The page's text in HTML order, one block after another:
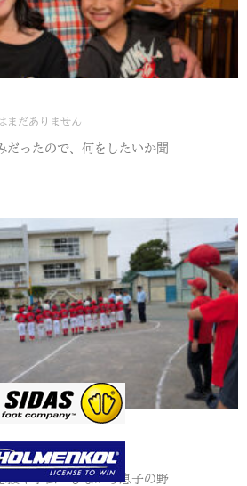
まだありません
ったので、何をしたいか聞
まだありません
や手伝いしながら息子の野